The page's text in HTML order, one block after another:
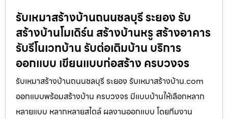
รับเหมาสร้างบ้านถนนชลบุรี ระยอง รับ
สร้างบ้านโมเดิร์น สร้างบ้านหรู สร้างอาคาร
รับรีโนเวทบ้าน รับต่อเติมบ้าน บริการ
ออกแบบ เขียนแบบก่อสร้าง ครบวงจร
รับเหมาสร้างบ้านถนนชลบุรี ระยอง รับเหมาสร้างบ้าน.com
ออกแบบพร้อมสร้างบ้าน ครบวงจร มีแบบบ้านให้เลือกหลาก
หลายแบบ หลากหลายสไตล์ ผลงานออกแบบ โดยทีมงาน